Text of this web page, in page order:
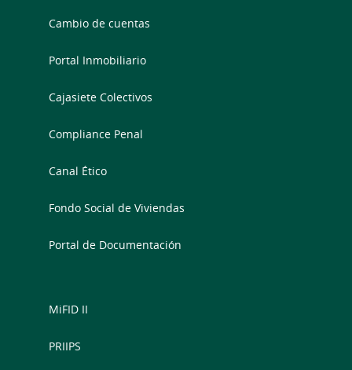
Cambio de cuentas
Portal Inmobiliario
Cajasiete Colectivos
Compliance Penal
Canal Ético
Fondo Social de Viviendas
Portal de Documentación
MiFID II
PRIIPS